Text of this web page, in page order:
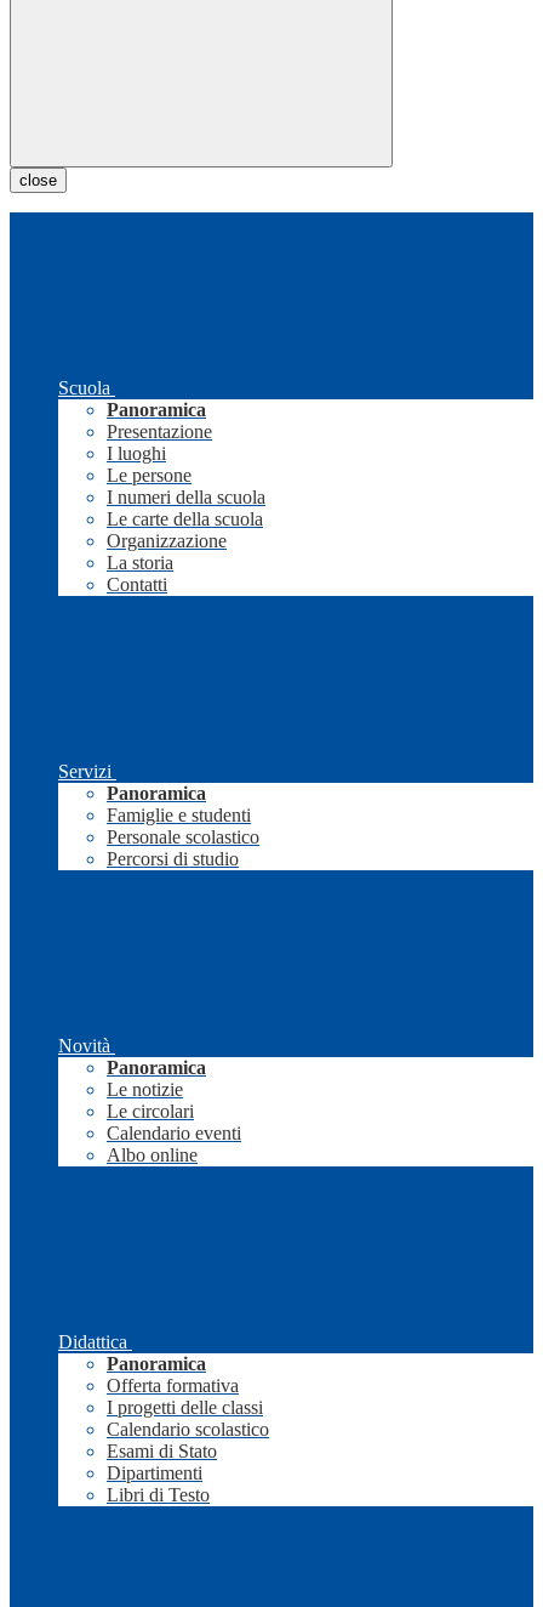
close
Scuola
Panoramica
Presentazione
I luoghi
Le persone
I numeri della scuola
Le carte della scuola
Organizzazione
La storia
Contatti
Servizi
Panoramica
Famiglie e studenti
Personale scolastico
Percorsi di studio
Novità
Panoramica
Le notizie
Le circolari
Calendario eventi
Albo online
Didattica
Panoramica
Offerta formativa
I progetti delle classi
Calendario scolastico
Esami di Stato
Dipartimenti
Libri di Testo